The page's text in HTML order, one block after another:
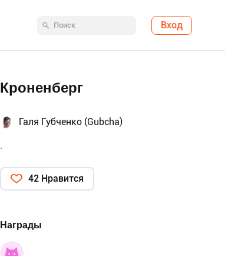
Вход
Кроненберг
Галя Губченко (Gubcha)
.
42 Нравится
Награды